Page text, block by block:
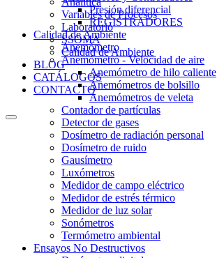
Variables de Procesos
Laboratorio
SSOMA
Calidad de Ambiente
BLOG
CATÁLOGOS
CONTACTO
Presión diferencial
REGISTRADORES
Calidad de Ambiente
Anemómetro
Anemómetro - Velocidad de aire
Anemómetro de hilo caliente
Anemómetros de bolsillo
Anemómetros de veleta
Contador de partículas
Detector de gases
Dosímetro de radiación personal
Dosímetro de ruido
Gausímetro
Luxómetros
Medidor de campo eléctrico
Medidor de estrés térmico
Medidor de luz solar
Sonómetros
Termómetro ambiental
Ensayos No Destructivos